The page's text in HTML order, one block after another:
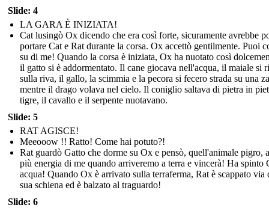
Slide: 4
LA GARA È INIZIATA!
Cat lusingò Ox dicendo che era così forte, sicuramente avrebbe
portare Cat e Rat durante la corsa. Ox accettò gentilmente. Puoi
su di me! Quando la corsa è iniziata, Ox ha nuotato così
il gatto si è addormentato. Il cane giocava nell'acqua, il maiale si
sulla riva, il gallo, la scimmia e la pecora si fecero strada su una
mentre il drago volava nel cielo. Il coniglio saltava di pietra in
tigre, il cavallo e il serpente nuotavano.
Slide: 5
RAT AGISCE!
Meeooow !! Ratto! Come hai potuto?!
Rat guardò Gatto che dorme su Ox e pensò, quell'animale pigro,
più energia di me quando arriveremo a terra e vincerà! Ha spinto
acqua! Quando Ox è arrivato sulla terraferma, Rat è scappato via
sua schiena ed è balzato al traguardo!
Slide: 6